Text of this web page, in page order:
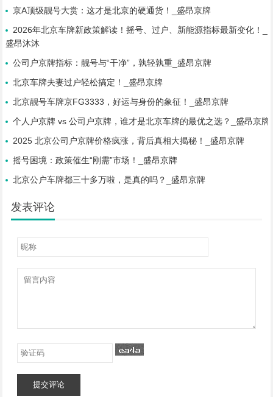
京A顶级靓号大赏：这才是北京的硬通货！_盛昂京牌
2026年北京车牌新政策解读！摇号、过户、新能源指标最新变化！_
盛昂沐沐
公司户京牌指标：靓号与“干净”，孰轻孰重_盛昂京牌
北京车牌夫妻过户轻松搞定！_盛昂京牌
北京靓号车牌京FG3333，好运与身份的象征！_盛昂京牌
个人户京牌 vs 公司户京牌，谁才是北京车牌的最优之选？_盛昂京牌
2025 北京公司户京牌价格疯涨，背后真相大揭秘！_盛昂京牌
摇号困境：政策催生“刚需”市场！_盛昂京牌
北京公户车牌都三十多万啦，是真的吗？_盛昂京牌
发表评论
提交评论